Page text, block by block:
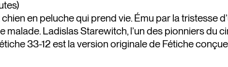
en peluche qui prend vie. Ému par la tristesse
Ladislas Starewitch, l’un des pionniers du
33-12 est la version originale de Fétiche